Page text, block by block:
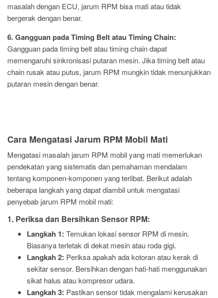
masalah dengan ECU, jarum RPM bisa mati atau tidak
bergerak dengan benar.
6. Gangguan pada Timing Belt atau Timing Chain:
Gangguan pada timing belt atau timing chain dapat
memengaruhi sinkronisasi putaran mesin. Jika timing belt atau
chain rusak atau putus, jarum RPM mungkin tidak menunjukkan
putaran mesin dengan benar.
Cara Mengatasi Jarum RPM Mobil Mati
Mengatasi masalah jarum RPM mobil yang mati memerlukan
pendekatan yang sistematis dan pemahaman mendalam
tentang komponen-komponen yang terlibat. Berikut adalah
beberapa langkah yang dapat diambil untuk mengatasi
penyebab jarum RPM mobil mati:
1. Periksa dan Bersihkan Sensor RPM:
Langkah 1: Temukan lokasi sensor RPM di mesin.
Biasanya terletak di dekat mesin atau roda gigi.
Langkah 2: Periksa apakah ada kotoran atau kerak di
sekitar sensor. Bersihkan dengan hati-hati menggunakan
sikat halus atau kompresor udara.
Langkah 3: Pastikan sensor tidak mengalami kerusakan